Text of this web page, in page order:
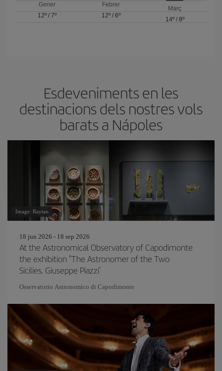
Gener
12º /7º
Febrer
12º / 6º
Març
14º/ 8º
Esdeveniments en les
destinacions dels nostres vols
barats a Nápoles
Image: Raytan
18 jun 2026 - 18 sep 2026
At the Astronomical Observatory of Capodimonte
the exhibition "The Astronomer of the Two
Sicilies. Giuseppe Piazzi’
Osservatorio Astronomico di Capodimonte